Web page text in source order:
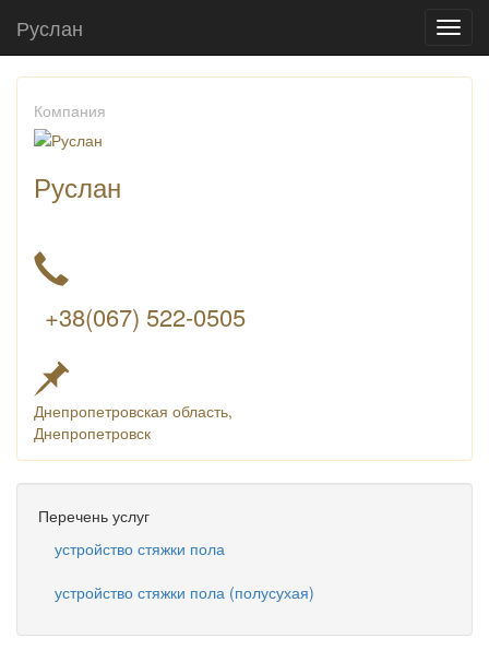
Руслан
Компания
Руслан
+38(067) 522-0505
Днепропетровская область,
Днепропетровск
Перечень услуг
устройство стяжки пола
устройство стяжки пола (полусухая)